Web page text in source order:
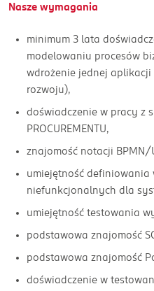
Nasze wymagania
minimum 3 lata
modelowaniu procesów
wdrożenie jednej
rozwoju),
doświadczenie w pracy z
PROCUREMENTU,
znajomość notacji BPMN/
umiejętność
niefunkcjonalnych dla
umiejętność testowania
podstawowa znajomość
podstawowa znajomość
doświadczenie w